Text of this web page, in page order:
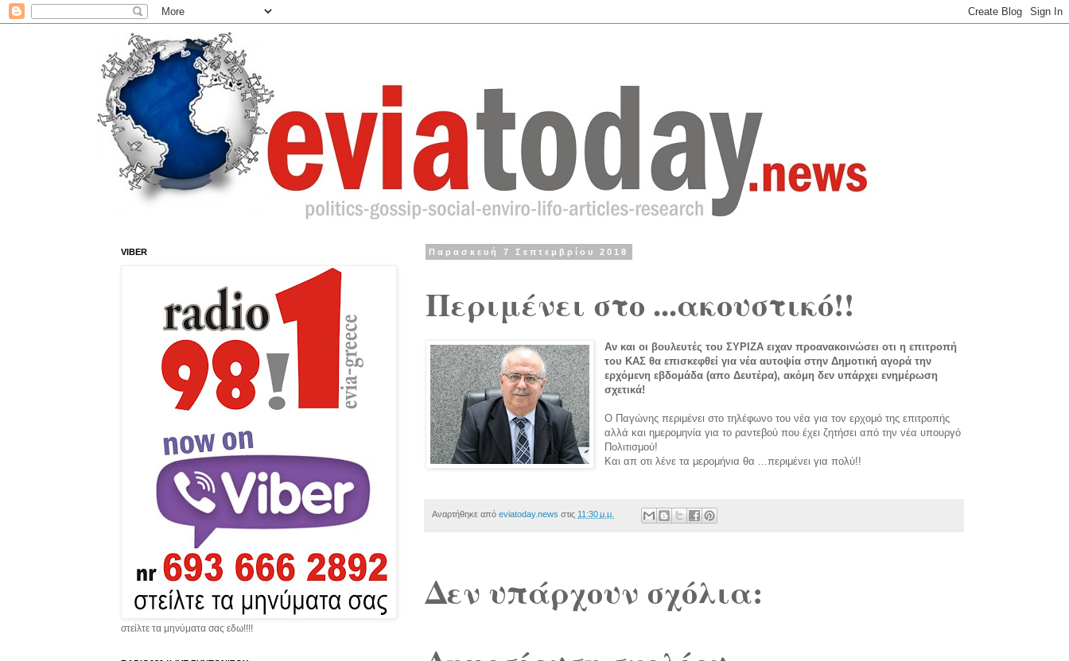
Παρασκευή 7 Σεπτεμβρίου 2018
Περιμένει στο ...ακουστικό!!
Αν και οι βουλευτές του ΣΥΡΙΖΑ ειχαν προανακοινώσει οτι η επιτροπή
του ΚΑΣ θα επισκεφθεί για νέα αυτοψία στην Δημοτική αγορά την
ερχόμενη εβδομάδα (απο Δευτέρα), ακόμη δεν υπάρχει ενημέρωση
σχετικά!
Ο Παγώνης περιμένει στο τηλέφωνο του νέα για τον ερχομό της επιτροπής
αλλά και ημερομηνία για το ραντεβού που έχει ζητήσει από την νέα υπουργό
Πολιτισμού!
Και απ οτι λένε τα μερομήνια θα ...περιμένει για πολύ!!
Αναρτήθηκε από eviatoday.news στις 11:30 μ.μ.
Δεν υπάρχουν σχόλια:
VIBER
στείλτε τα μηνύματα σας εδω!!!!